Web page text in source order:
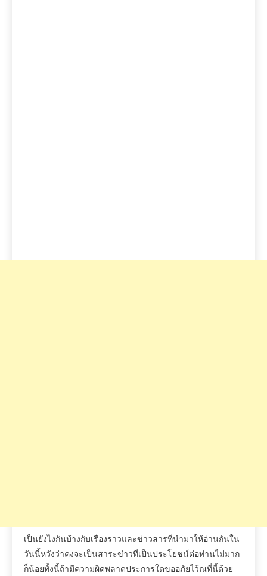
เป็นยังไงกันบ้างกับเรื่องราวและข่าวสารที่นำมาให้อ่านกันใน
วันนี้หวังว่าคงจะเป็นสาระข่าวที่เป็นประโยชน์ต่อท่านไม่มาก
ก็น้อยทั้งนี้ถ้ามีความผิดพลาดประการใดขออภัยไว้ณที่นี้ด้วย